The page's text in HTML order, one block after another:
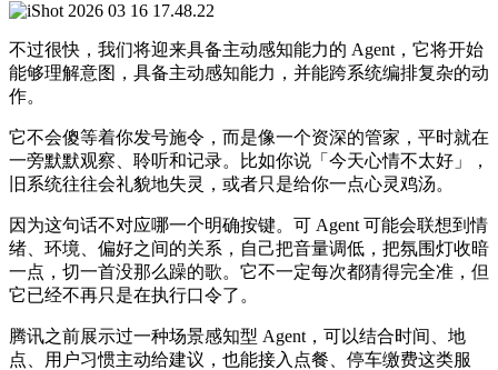
不过很快，我们将迎来具备主动感知能力的 Agent，它将开始
能够理解意图，具备主动感知能力，并能跨系统编排复杂的动
作。
它不会傻等着你发号施令，而是像一个资深的管家，平时就在
一旁默默观察、聆听和记录。比如你说「今天心情不太好」，
旧系统往往会礼貌地失灵，或者只是给你一点心灵鸡汤。
因为这句话不对应哪一个明确按键。可 Agent 可能会联想到情
绪、环境、偏好之间的关系，自己把音量调低，把氛围灯收暗
一点，切一首没那么躁的歌。它不一定每次都猜得完全准，但
它已经不再只是在执行口令了。
腾讯之前展示过一种场景感知型 Agent，可以结合时间、地
点、用户习惯主动给建议，也能接入点餐、停车缴费这类服